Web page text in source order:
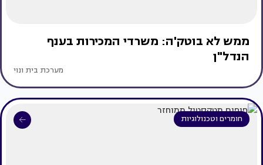
ממש לא בוטק'ה: משרדי המכירות בענף
הנדל"ן
מערכת בית ונוי
חומרים וטכנולוגיות